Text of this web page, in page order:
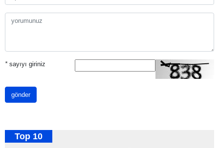
*sayıyı giriniz
gönder
Top 10